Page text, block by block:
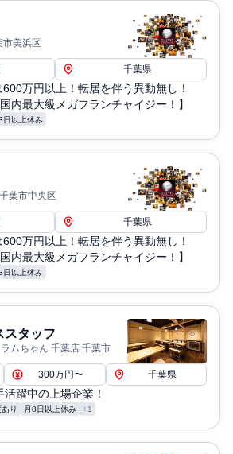
市美浜区
千葉県
600万円以上！転居を伴う異動無し！
内最大級メガフランチャイジー！】
日以上休み
葉市中央区
千葉県
600万円以上！転居を伴う異動無し！
内最大級メガフランチャイジー！】
日以上休み
スタッフ
ムちゃん 千葉店 千葉市
300万円〜 千葉県
躍中の上場企業！
り 月8日以上休み +1